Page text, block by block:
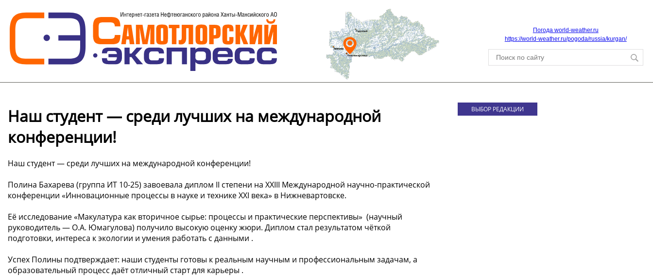
Погода world-weather.ru
https://world-weather.ru/pogoda/russia/kurgan/
Наш студент — среди лучших на международной
конференции!
Наш студент — среди лучших на международной конференции!
Полина Бахарева (группа ИТ 10-25) завоевала диплом II степени на XXIII Международной научно-практической
конференции «Инновационные процессы в науке и технике XXI века» в Нижневартовске.
Её исследование «Макулатура как вторичное сырье: процессы и практические перспективы» ️ (научный
руководитель — О.А. Юмагулова) получило высокую оценку жюри. Диплом стал результатом чёткой
подготовки, интереса к экологии и умения работать с данными .
Успех Полины подтверждает: наши студенты готовы к реальным научным и профессиональным задачам, а
образовательный процесс даёт отличный старт для карьеры .
ВЫБОР РЕДАКЦИИ